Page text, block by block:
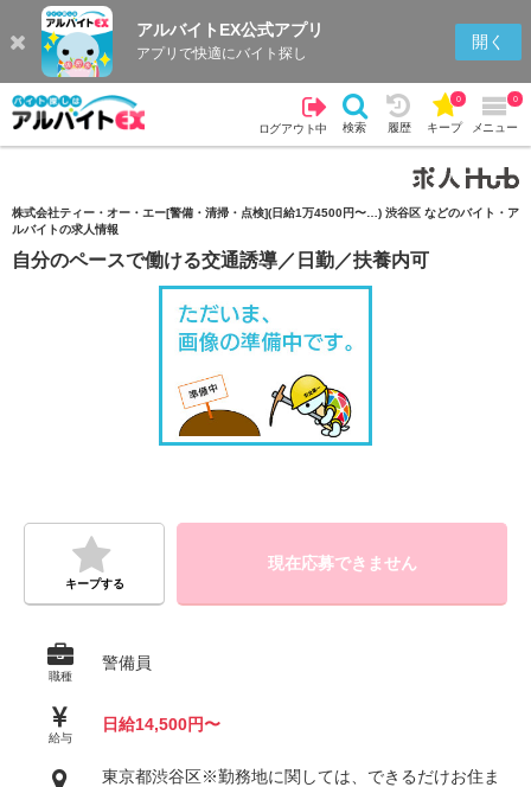
アルバイトEX公式アプリ
アプリで快適にバイト探し
開く
ログアウト中 検索 履歴 キープ
0
メニュー
0
検索 履歴
株式会社ティー・オー・エー[警備・清掃・点検](日給1万4500円〜…) 渋谷区 などのバイト・ア
ルバイトの求人情報
自分のペースで働ける交通誘導／日勤／扶養内可
キープする
現在応募できません
職種
警備員
給与
日給14,500円〜
東京都渋谷区※勤務地に関しては、できるだけお住ま